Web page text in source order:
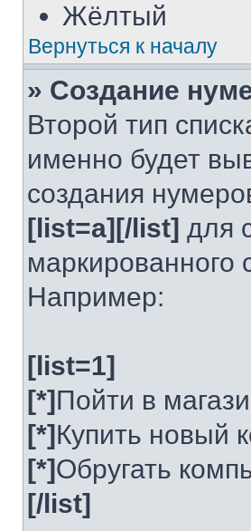
Жёлтый
Вернуться к началу
» Создание
Второй тип
именно будет
создания
[list=a][/list] для
Например:
[list=1]
[*]Пойти в
[*]Купить новый
[*]Обругать
[/list]